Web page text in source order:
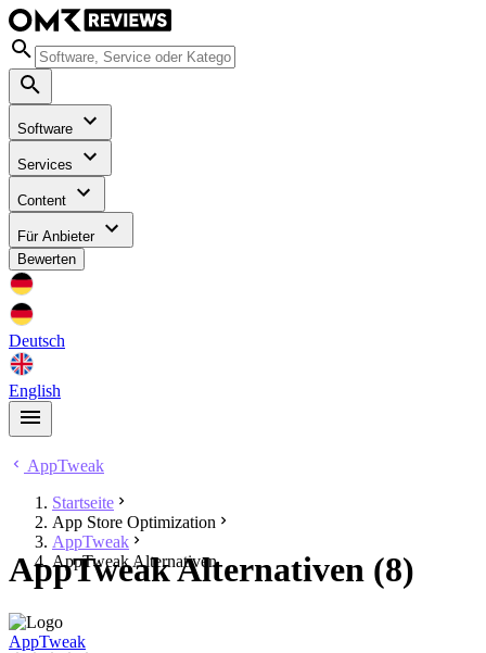
Software
Services
Content
Für Anbieter
Bewerten
Deutsch
English
AppTweak
Startseite
App Store Optimization
AppTweak
AppTweak Alternativen
AppTweak Alternativen (8)
AppTweak